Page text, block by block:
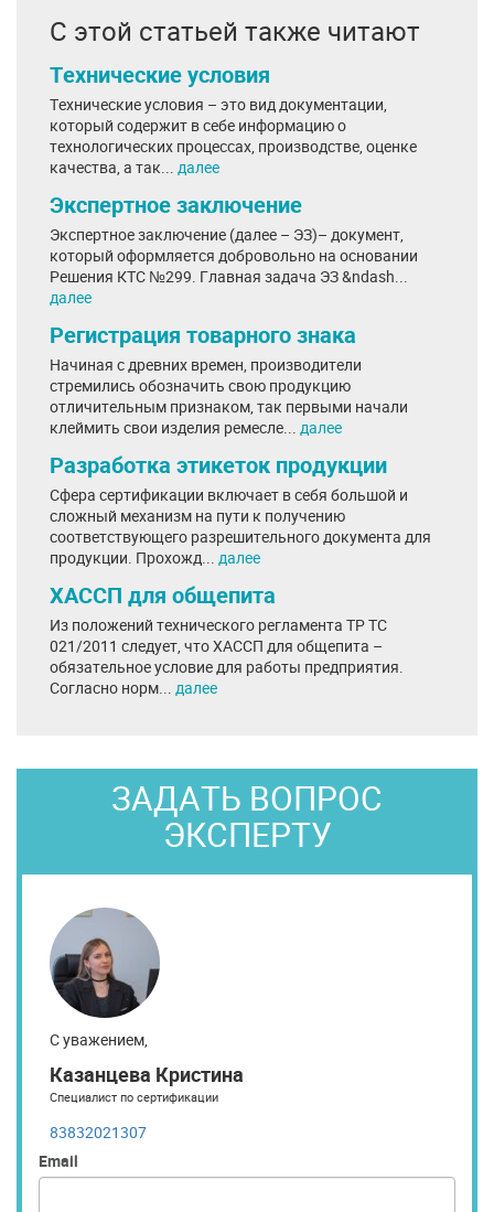
С этой статьей также читают
Технические условия
Технические условия – это вид документации,
который содержит в себе информацию о
технологических процессах, производстве, оценке
качества, а так... далее
Экспертное заключение
Экспертное заключение (далее – ЭЗ)– документ,
который оформляется добровольно на основании
Решения КТС №299. Главная задача ЭЗ &ndash...
далее
Регистрация товарного знака
Начиная с древних времен, производители
стремились обозначить свою продукцию
отличительным признаком, так первыми начали
клеймить свои изделия ремесле... далее
Разработка этикеток продукции
Сфера сертификации включает в себя большой и
сложный механизм на пути к получению
соответствующего разрешительного документа для
продукции. Прохожд... далее
ХАССП для общепита
Из положений технического регламента ТР ТС
021/2011 следует, что ХАССП для общепита –
обязательное условие для работы предприятия.
Согласно норм... далее
ЗАДАТЬ ВОПРОС
ЭКСПЕРТУ
С уважением,
Казанцева Кристина
Специалист по сертификации
83832021307
Email